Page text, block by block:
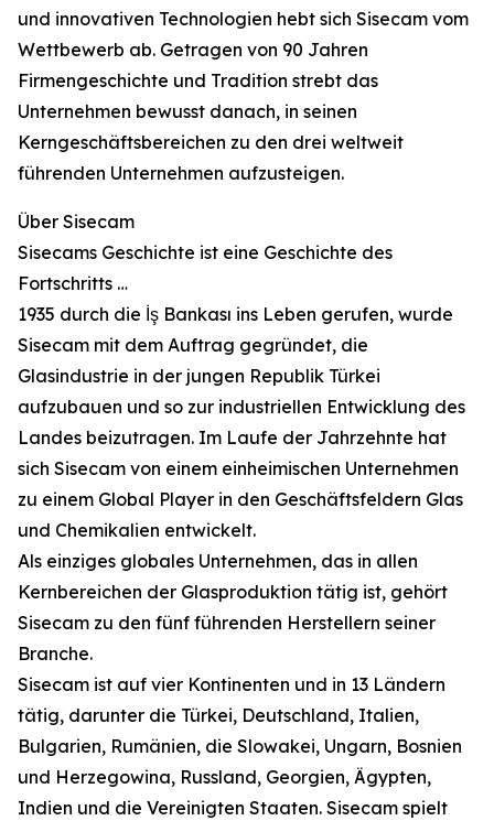
und innovativen Technologien hebt sich Sisecam vom
Wettbewerb ab. Getragen von 90 Jahren
Firmengeschichte und Tradition strebt das
Unternehmen bewusst danach, in seinen
Kerngeschäftsbereichen zu den drei weltweit
führenden Unternehmen aufzusteigen.
Über Sisecam
Sisecams Geschichte ist eine Geschichte des
Fortschritts …
1935 durch die İş Bankası ins Leben gerufen, wurde
Sisecam mit dem Auftrag gegründet, die
Glasindustrie in der jungen Republik Türkei
aufzubauen und so zur industriellen Entwicklung des
Landes beizutragen. Im Laufe der Jahrzehnte hat
sich Sisecam von einem einheimischen Unternehmen
zu einem Global Player in den Geschäftsfeldern Glas
und Chemikalien entwickelt.
Als einziges globales Unternehmen, das in allen
Kernbereichen der Glasproduktion tätig ist, gehört
Sisecam zu den fünf führenden Herstellern seiner
Branche.
Sisecam ist auf vier Kontinenten und in 13 Ländern
tätig, darunter die Türkei, Deutschland, Italien,
Bulgarien, Rumänien, die Slowakei, Ungarn, Bosnien
und Herzegowina, Russland, Georgien, Ägypten,
Indien und die Vereinigten Staaten. Sisecam spielt